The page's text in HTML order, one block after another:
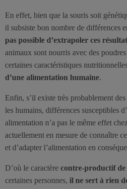
En effet, bien que la souris soit
il subsiste bon nombre de différences
pas possible d’extrapoler ces
animaux sont nourris avec des
certaines caractéristiques
d’une alimentation humaine.
Enfin, s’il existe très probablement
les humains, différences susceptibles
alimentation n’a pas le même effet
actuellement en mesure de connaître
et d’adapter l’alimentation en
D’où le caractère contre-productif de
certaines personnes, il ne sert à rien